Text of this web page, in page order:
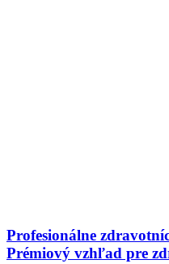
Profesionálne
Prémiový vzhľad pre